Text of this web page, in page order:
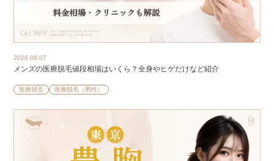
2026.08.07
メンズの医療脱毛値段相場はいくら？全身やヒゲだけなど紹介
医療脱毛 医療脱毛（男性）